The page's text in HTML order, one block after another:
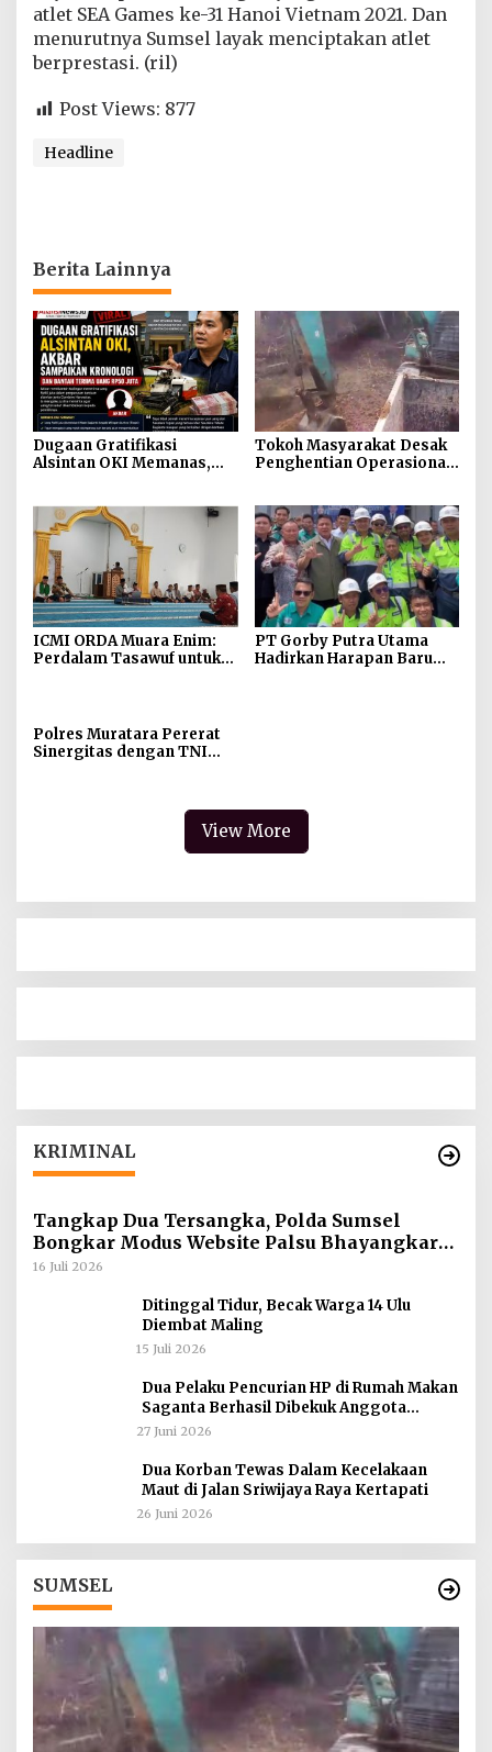
atlet SEA Games ke-31 Hanoi Vietnam 2021. Dan
menurutnya Sumsel layak menciptakan atlet
berprestasi. (ril)
Post Views: 877
Headline
Berita Lainnya
Dugaan Gratifikasi
Alsintan OKI Memanas,
Tokoh Masyarakat Desak
Penghentian Operasional
Siarak, Desa Tanah Abang
ICMI ORDA Muara Enim:
Perdalam Tasawuf untuk
PT Gorby Putra Utama
Hadirkan Harapan Baru
Polres Muratara Pererat
Sinergitas dengan TNI
View More
KRIMINAL
Tangkap Dua Tersangka, Polda Sumsel
Bongkar Modus Website Palsu Bhayangkara
Run
16 Juli 2026
Ditinggal Tidur, Becak Warga 14 Ulu
Diembat Maling
15 Juli 2026
Dua Pelaku Pencurian HP di Rumah Makan
Saganta Berhasil Dibekuk Anggota
Polsekta SU II Palembang !!
27 Juni 2026
Dua Korban Tewas Dalam Kecelakaan
Maut di Jalan Sriwijaya Raya Kertapati
26 Juni 2026
SUMSEL